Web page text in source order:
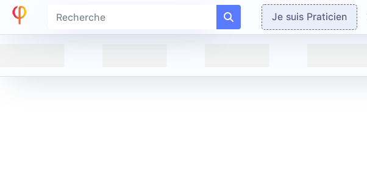
Je suis Praticien